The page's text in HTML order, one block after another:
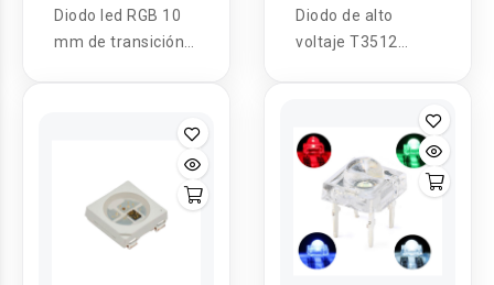
Diodo led RGB 10
mm de transición
Diodo de alto
voltaje T3512